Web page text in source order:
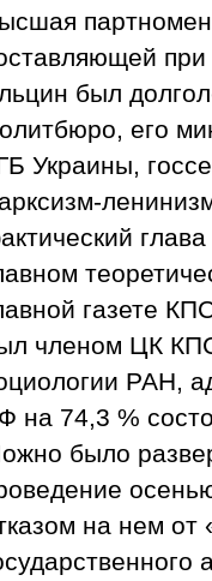
при
был
его
Украины,
газете
членом ЦК
РАН,
на 74,3 %
было
на нем от